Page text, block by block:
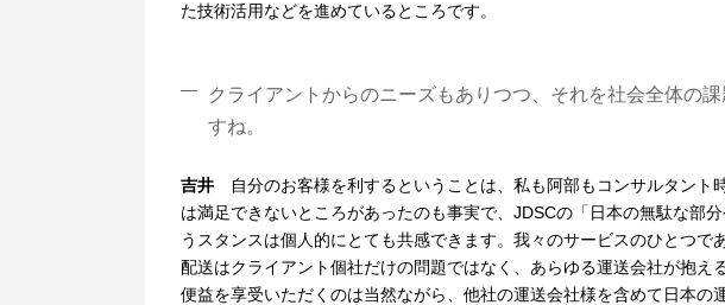
た技術活用などを進めているところです。
クライアントからのニーズもありつつ、それを社会全体の
すね。
吉井
自分のお客様を利するということは、私も阿部もコンサルタン
は満足できないところがあったのも事実で、JDSCの「日本の無駄な部
うスタンスは個人的にとても共感できます。我々のサービスのひとつ
配送はクライアント個社だけの問題ではなく、あらゆる運送会社が抱え
便益を享受いただくのは当然ながら、他社の運送会社様を含めて日本の